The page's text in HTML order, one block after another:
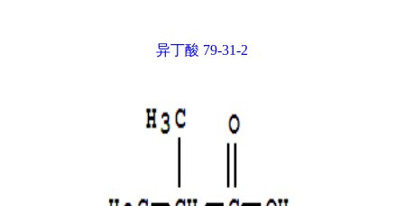
异丁酸 79-31-2